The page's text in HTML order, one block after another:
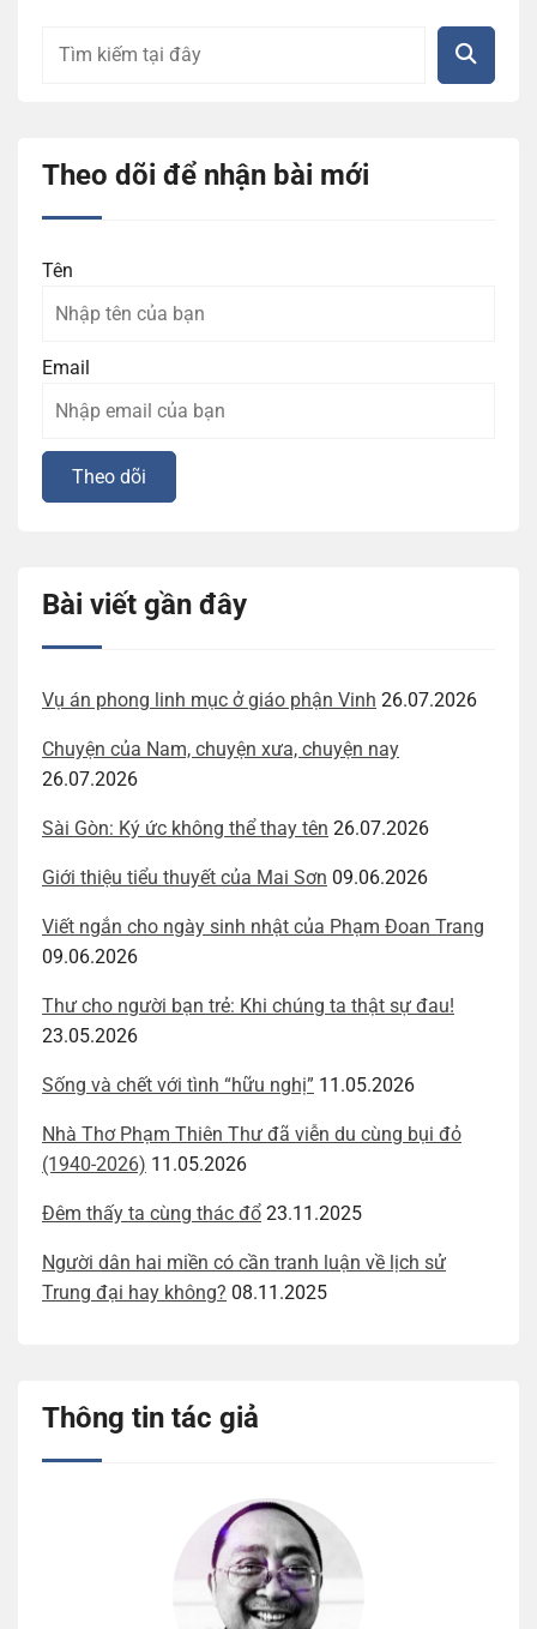
Theo dõi để nhận bài mới
Tên
Email
Bài viết gần đây
Vụ án phong linh mục ở giáo phận Vinh 26.07.2026
Chuyện của Nam, chuyện xưa, chuyện nay
26.07.2026
Sài Gòn: Ký ức không thể thay tên 26.07.2026
Giới thiệu tiểu thuyết của Mai Sơn 09.06.2026
Viết ngắn cho ngày sinh nhật của Phạm Đoan Trang
09.06.2026
Thư cho người bạn trẻ: Khi chúng ta thật sự đau!
23.05.2026
Sống và chết với tình “hữu nghị” 11.05.2026
Nhà Thơ Phạm Thiên Thư đã viễn du cùng bụi đỏ
(1940-2026) 11.05.2026
Đêm thấy ta cùng thác đổ 23.11.2025
Người dân hai miền có cần tranh luận về lịch sử
Trung đại hay không? 08.11.2025
Thông tin tác giả